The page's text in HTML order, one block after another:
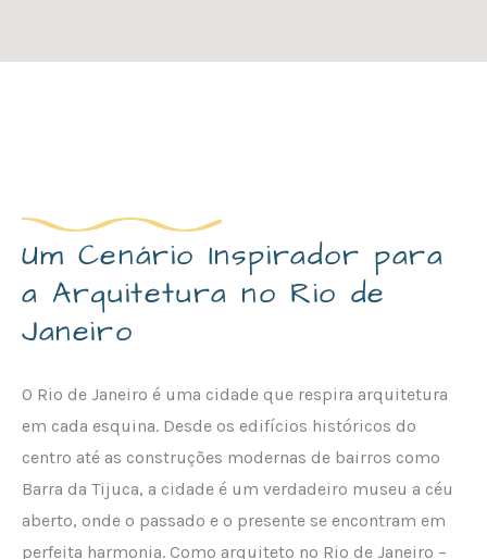
Um Cenário Inspirador para
a Arquitetura no Rio de
Janeiro
O Rio de Janeiro é uma cidade que respira arquitetura
em cada esquina. Desde os edifícios históricos do
centro até as construções modernas de bairros como
Barra da Tijuca, a cidade é um verdadeiro museu a céu
aberto, onde o passado e o presente se encontram em
perfeita harmonia. Como arquiteto no Rio de Janeiro –